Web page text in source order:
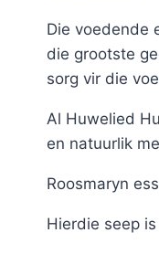
Die voedende
die grootste
sorg vir die
Al Huwelied
en natuurlik
Roosmaryn
Hierdie seep